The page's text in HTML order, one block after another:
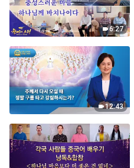
6:27
12:43